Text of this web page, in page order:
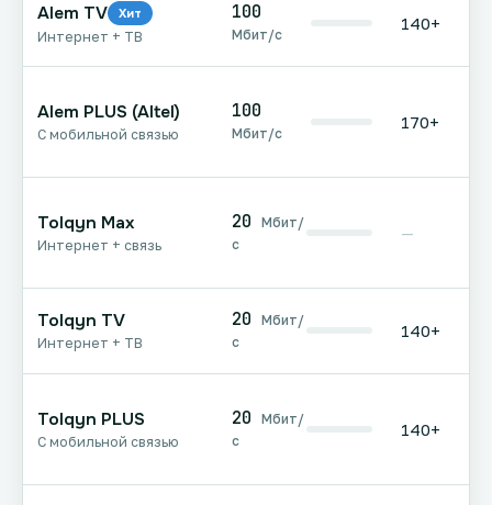
Alem TV Хит
Интернет + ТВ
100
Мбит/с
140+
Alem PLUS (Altel)
С мобильной связью
100
Мбит/с
170+
Tolqyn Max
Интернет + связь
20
Мбит/
с
—
Tolqyn TV
Интернет + ТВ
20
Мбит/
с
140+
Tolqyn PLUS
С мобильной связью
20
Мбит/
с
140+